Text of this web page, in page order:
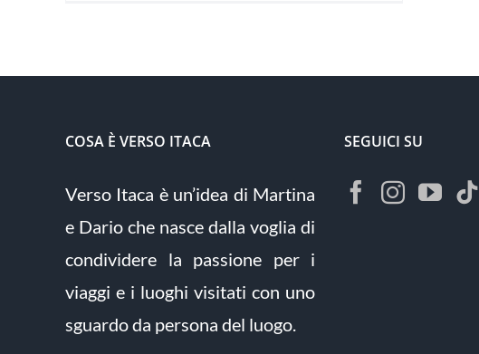
COSA È VERSO ITACA
Verso Itaca è un’idea di Martina
e Dario che nasce dalla voglia di
condividere la passione per i
viaggi e i luoghi visitati con uno
sguardo da persona del luogo.
SEGUICI SU